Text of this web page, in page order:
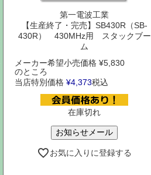
第一電波工業
【生産終了・完売】SB430R（SB-
430R） 430MHz用 スタックブー
ム
メーカー希望小売価格 ¥5,830
のところ
当店特別価格 ¥4,373税込
在庫切れ
お知らせメール
お気に入りに登録する